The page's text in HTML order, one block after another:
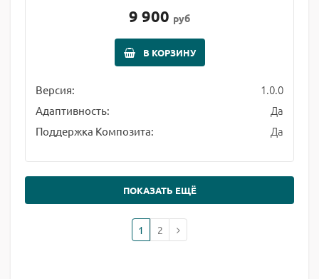
9 900 руб
В КОРЗИНУ
Версия: 1.0.0
Адаптивность: Да
Поддержка Композита: Да
ПОКАЗАТЬ ЕЩЁ
1 2